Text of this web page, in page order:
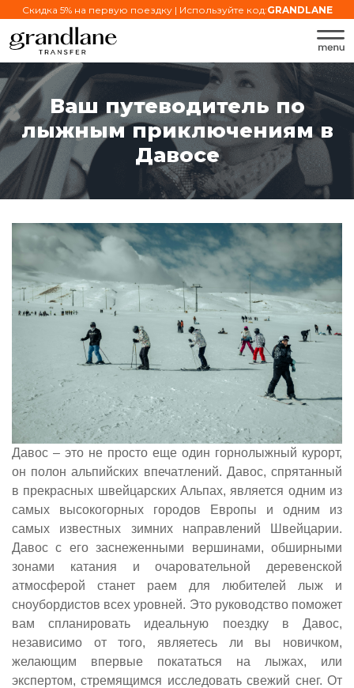
Скидка 5% на первую поездку | Используйте код:GRANDLANE
Ваш путеводитель по
лыжным приключениям в
Давосе
Давос – это не просто еще один горнолыжный курорт,
он полон альпийских впечатлений. Давос, спрятанный
в прекрасных швейцарских Альпах, является одним из
самых высокогорных городов Европы и одним из
самых известных зимних направлений Швейцарии.
Давос с его заснеженными вершинами, обширными
зонами катания и очаровательной деревенской
атмосферой станет раем для любителей лыж и
сноубордистов всех уровней. Это руководство поможет
вам спланировать идеальную поездку в Давос,
независимо от того, являетесь ли вы новичком,
желающим впервые покататься на лыжах, или
экспертом, стремящимся исследовать свежий снег. От